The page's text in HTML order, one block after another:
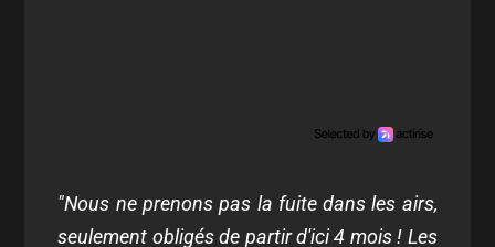
"Nous ne prenons pas la fuite dans les airs,
seulement obligés de partir d'ici 4 mois ! Les